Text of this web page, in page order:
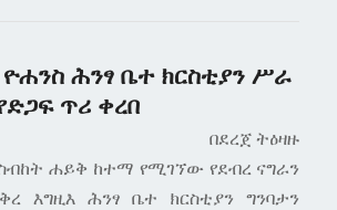
ሕንፃ ቤተ ክርስቲያን ሥራ
ጥሪ ቀረበ
በደረጀ ትዕዛዙ
ሐይቅ ከተማ የሚገኘው የደብረ ናግራን
እግዚእ ሕንፃ ቤተ ክርስቲያን ግንባታን